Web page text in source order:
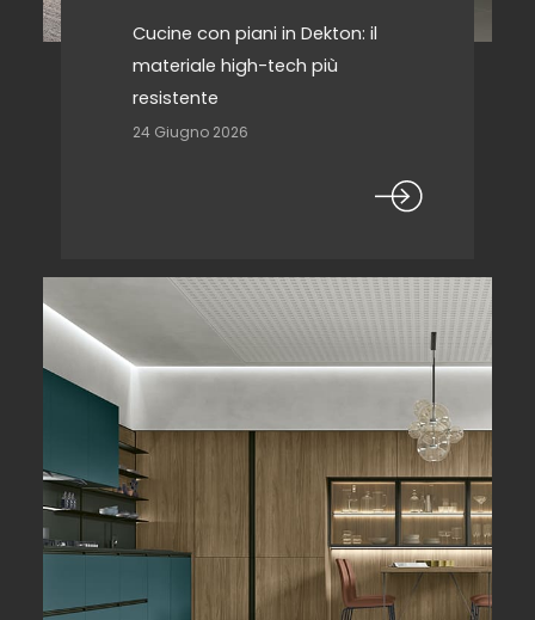
Cucine con piani in Dekton: il
materiale high-tech più
resistente
24 Giugno 2026